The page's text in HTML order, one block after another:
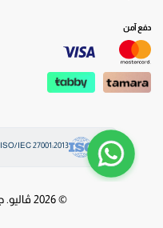
دفع آمن
ISO/IEC 27001:2013
© 2026 ڤاليو. جميع الحقوق محفوظة